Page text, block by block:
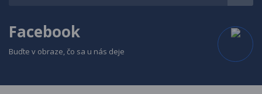
Facebook
Buďte v obraze, čo sa u nás deje